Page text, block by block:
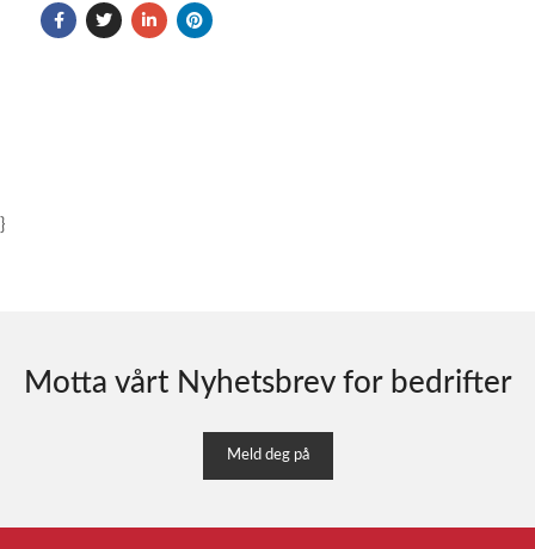
}
Motta vårt Nyhetsbrev for bedrifter
Meld deg på